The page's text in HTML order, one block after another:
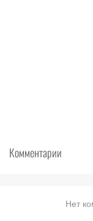
Комментарии
Нет